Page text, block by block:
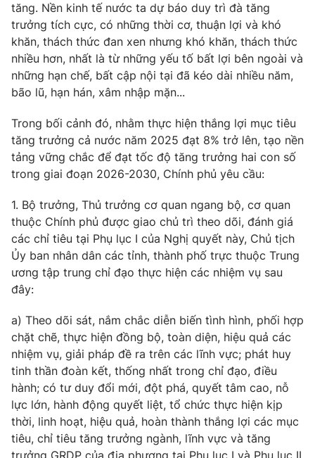
Tư vấn
Chuyên mục khác
Emagazine Podcast
Photo Infographic
Video Shorts video
VTV Money VTV Thể thao
VTV Sức khoẻ Bất động sản
Thị trường 24h Tấm lòng Việt
VTV9 VTV8
Liên hệ tòa soạn English
tăng. Nền kinh tế nước ta dự báo duy trì đà tăng
trưởng tích cực, có những thời cơ, thuận lợi và khó
khăn, thách thức đan xen nhưng khó khăn, thách thức
nhiều hơn, nhất là từ những yếu tố bất lợi bên ngoài và
những hạn chế, bất cập nội tại đã kéo dài nhiều năm,
bão lũ, hạn hán, xâm nhập mặn...
Trong bối cảnh đó, nhằm thực hiện thắng lợi mục tiêu
tăng trưởng cả nước năm 2025 đạt 8% trở lên, tạo nền
tảng vững chắc để đạt tốc độ tăng trưởng hai con số
trong giai đoạn 2026-2030, Chính phủ yêu cầu:
1. Bộ trưởng, Thủ trưởng cơ quan ngang bộ, cơ quan
thuộc Chính phủ được giao chủ trì theo dõi, đánh giá
các chỉ tiêu tại Phụ lục I của Nghị quyết này, Chủ tịch
Ủy ban nhân dân các tỉnh, thành phố trực thuộc Trung
ương tập trung chỉ đạo thực hiện các nhiệm vụ sau
đây:
a) Theo dõi sát, nắm chắc diễn biến tình hình, phối hợp
chặt chẽ, thực hiện đồng bộ, toàn diện, hiệu quả các
nhiệm vụ, giải pháp đề ra trên các lĩnh vực; phát huy
tinh thần đoàn kết, thống nhất trong chỉ đạo, điều
hành; có tư duy đổi mới, đột phá, quyết tâm cao, nỗ
lực lớn, hành động quyết liệt, tổ chức thực hiện kịp
thời, linh hoạt, hiệu quả, hoàn thành thắng lợi các mục
tiêu, chỉ tiêu tăng trưởng ngành, lĩnh vực và tăng
trưởng GRDP của địa phương tại Phụ lục I và Phụ lục II